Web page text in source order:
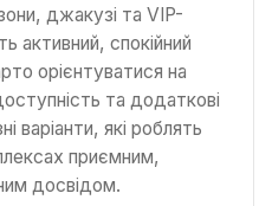
джакузі та VIP-
активний, спокійний
орієнтуватися на
та додаткові
варіанти, які роблять
приємним,
досвідом.